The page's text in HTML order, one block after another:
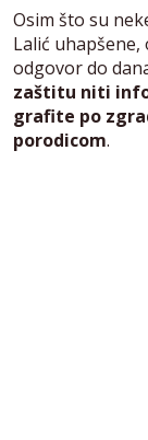
Osim što su
Lalić
odgovor do
zaštitu niti
grafite po
porodicom.